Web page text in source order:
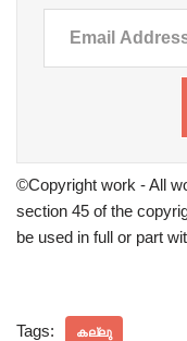
©Copyright work - All
section 45 of the
be used in full or part
Tags: കല്ലു